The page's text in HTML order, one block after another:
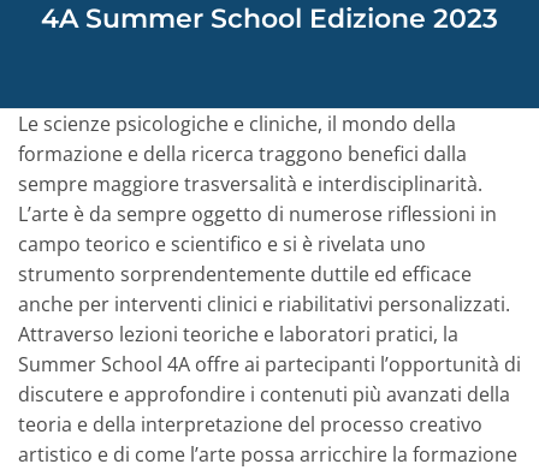
4A Summer School Edizione 2023
Le scienze psicologiche e cliniche, il mondo della
formazione e della ricerca traggono benefici dalla
sempre maggiore trasversalità e interdisciplinarità.
L’arte è da sempre oggetto di numerose riflessioni in
campo teorico e scientifico e si è rivelata uno
strumento sorprendentemente duttile ed efficace
anche per interventi clinici e riabilitativi personalizzati.
Attraverso lezioni teoriche e laboratori pratici, la
Summer School 4A offre ai partecipanti l’opportunità di
discutere e approfondire i contenuti più avanzati della
teoria e della interpretazione del processo creativo
artistico e di come l’arte possa arricchire la formazione